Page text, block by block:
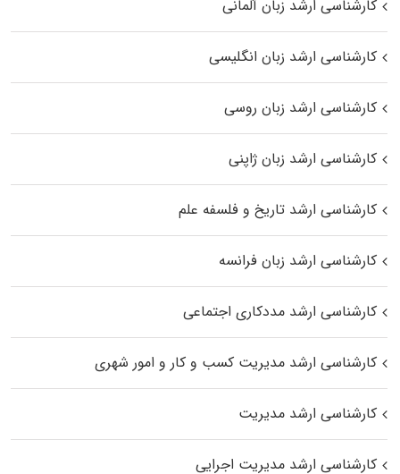
کارشناسی ارشد زبان آلمانی
کارشناسی ارشد زبان انگلیسی
کارشناسی ارشد زبان روسی
کارشناسی ارشد زبان ژاپنی
کارشناسی ارشد تاریخ و فلسفه علم
کارشناسی ارشد زبان فرانسه
کارشناسی ارشد مددکاری اجتماعی
کارشناسی ارشد مدیریت کسب و کار و امور شهری
کارشناسی ارشد مدیریت
کارشناسی ارشد مدیریت اجرایی